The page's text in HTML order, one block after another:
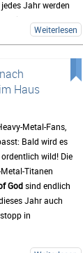
Jahr werden
erwartet,
Camping
zu den
Besonders
und Hip-Hop
bunt gemischtes
2026 stehen
auf dem
Bühnen zum
Headliner
doch oft sind es
die Konzerte ist
Campingplatz.
oft schon lange,
Weiterlesen
Haus
Metal-Fans,
Bald wird es
wild! Die
Titanen
Godsind endlich
Jahr auch
in